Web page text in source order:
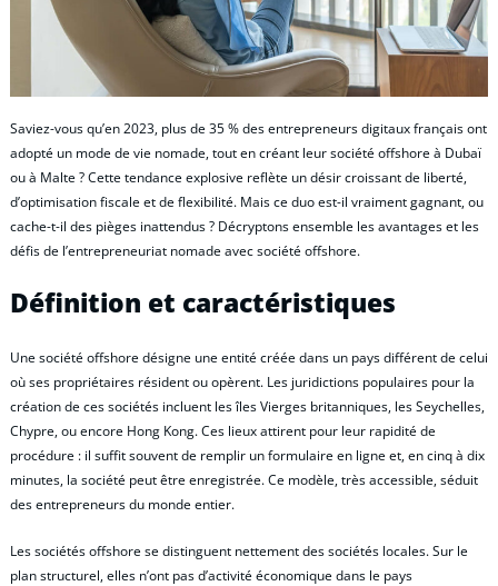
Saviez-vous qu’en 2023, plus de 35 % des entrepreneurs digitaux français ont
adopté un mode de vie nomade, tout en créant leur société offshore à Dubaï
ou à Malte ? Cette tendance explosive reflète un désir croissant de liberté,
d’optimisation fiscale et de flexibilité. Mais ce duo est-il vraiment gagnant, ou
cache-t-il des pièges inattendus ? Décryptons ensemble les avantages et les
défis de l’entrepreneuriat nomade avec société offshore.
Définition et caractéristiques
Une société offshore désigne une entité créée dans un pays différent de celui
où ses propriétaires résident ou opèrent. Les juridictions populaires pour la
création de ces sociétés incluent les îles Vierges britanniques, les Seychelles,
Chypre, ou encore Hong Kong. Ces lieux attirent pour leur rapidité de
procédure : il suffit souvent de remplir un formulaire en ligne et, en cinq à dix
minutes, la société peut être enregistrée. Ce modèle, très accessible, séduit
des entrepreneurs du monde entier.
Les sociétés offshore se distinguent nettement des sociétés locales. Sur le
plan structurel, elles n’ont pas d’activité économique dans le pays